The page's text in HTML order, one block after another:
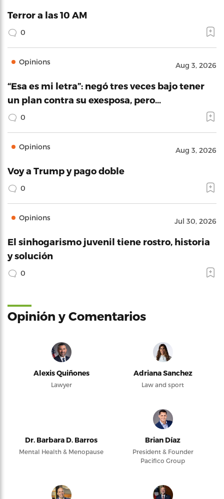
Terror a las 10 AM
0
Opinions Aug 3, 2026
“Esa es mi letra”: negó tres veces bajo tener
un plan contra su exesposa, pero…
0
Opinions Aug 3, 2026
Voy a Trump y pago doble
0
Opinions Jul 30, 2026
El sinhogarismo juvenil tiene rostro, historia
y solución
0
Opinión y Comentarios
Alexis Quiñones
Lawyer
Adriana Sanchez
Law and sport
Dr. Barbara D. Barros
Mental Health & Menopause
Brian Díaz
President & Founder
Pacifico Group